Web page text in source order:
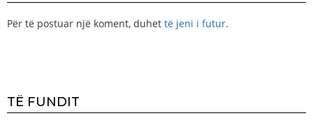
Për të postuar një koment, duhet të jeni i futur.
TË FUNDIT